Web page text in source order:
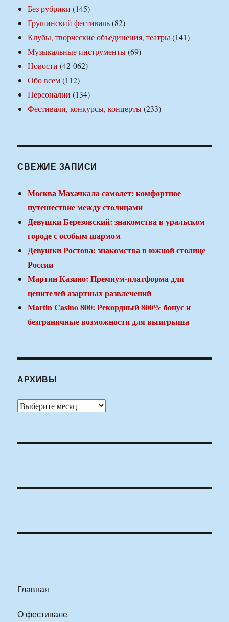
Без рубрики (145)
Грушинский фестиваль(82)
Клубы, творческие объединения, театры(141)
Музыкальные инструменты(69)
Новости (42 062)
Обо всем(112)
Персоналии (134)
Фестивали, конкурсы, концерты(233)
СВЕЖИЕ ЗАПИСИ
Москва Махачкала самолет: комфортное
путешествие между столицами
Девушки Березовский: знакомства в уральском
городе с особым шармом
Девушки Ростова: знакомства в южной столице
России
Мартин Казино: Премиум-платформа для
ценителей азартных развлечений
Martin Casino 800: Рекордный 800% бонус и
безграничные возможности для выигрыша
АРХИВЫ
Архивы
Главная
О фестивале